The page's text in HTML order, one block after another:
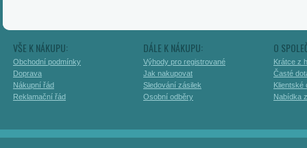
VŠE K NÁKUPU:
Obchodní podmínky
Doprava
Nákupní řád
Reklamační řád
DÁLE K NÁKUPU:
Výhody pro registrované
Jak nakupovat
Sledování zásilek
Osobní odběry
O
Krátce z
Časté
Klientské
Nabídka